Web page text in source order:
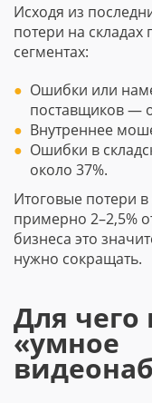
Исходя из
потери на
сегментах:
Ошибки или
поставщиков —
Внутреннее
Ошибки в
около 37%.
Итоговые потери
примерно 2–2,5%
бизнеса это
нужно сокращать.
Для чего
«умное